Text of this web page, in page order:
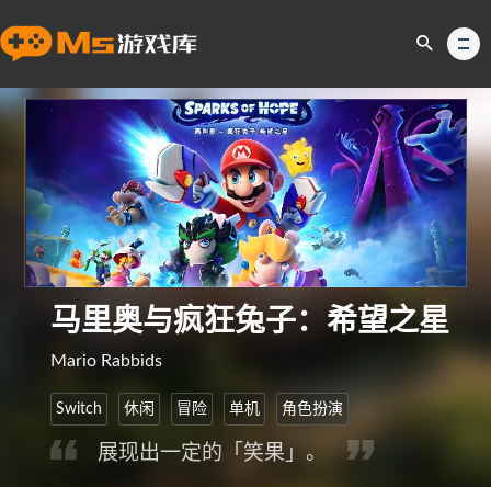
马里奥与疯狂兔子：希望之星
Mario Rabbids
Switch 休闲 冒险 单机 角色扮演
展现出一定的「笑果」。